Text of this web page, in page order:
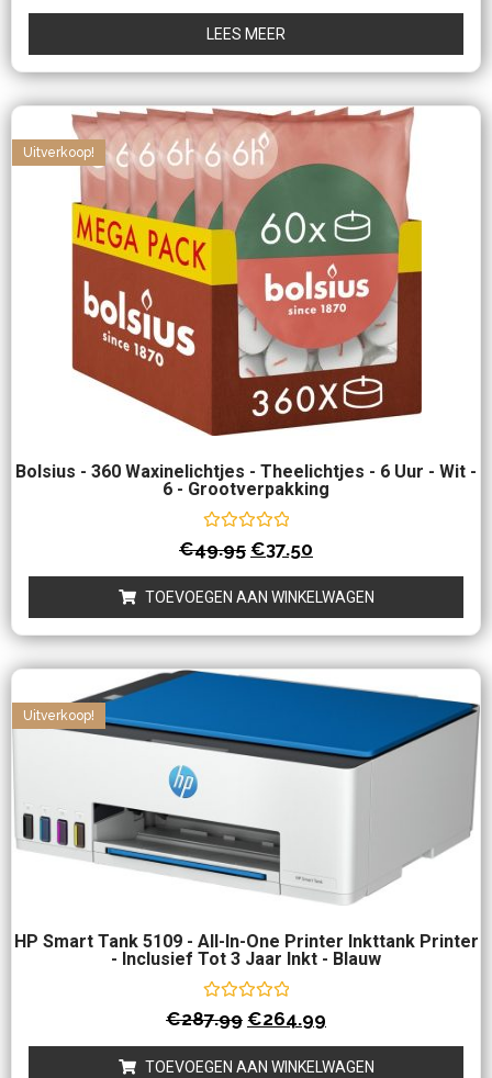
uit
5LEES MEER
Bolsius - 360 Waxinelichtjes - Theelichtjes - 6 Uur - Wit -
6 - Grootverpakking
Waardering
0
uit
5
€49.95 €37.50
Uitverkoop!
TOEVOEGEN AAN WINKELWAGEN
HP Smart Tank 5109 - All-In-One Printer Inkttank Printer
- Inclusief Tot 3 Jaar Inkt - Blauw
Waardering
0
uit
5
€287.99 €264.99
Uitverkoop!
TOEVOEGEN AAN WINKELWAGEN